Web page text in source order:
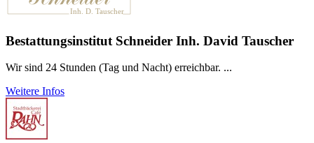
Bestattungsinstitut Schneider Inh. David Tauscher
Wir sind 24 Stunden (Tag und Nacht) erreichbar. ...
Weitere Infos